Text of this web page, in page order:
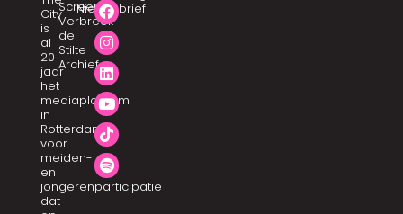
City
is
al
20
jaar
het
mediaplatform
in
Rotterdam
voor
meiden-
en
jongerenparticipatie
dat
Screen
Verbreek
de
Stilte
Archief
Nieuwsbrief